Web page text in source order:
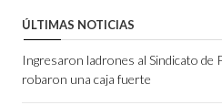
ÚLTIMAS NOTICIAS
Ingresaron ladrones al Sindicato de
robaron una caja fuerte